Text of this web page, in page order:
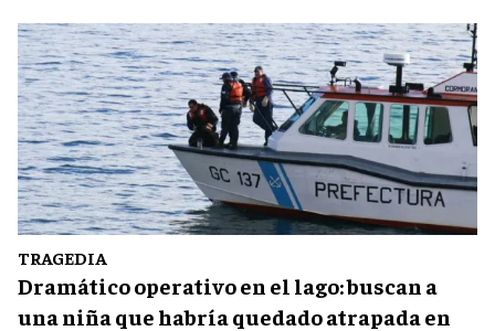
TRAGEDIA
Dramático operativo en el lago: buscan a
una niña que habría quedado atrapada en